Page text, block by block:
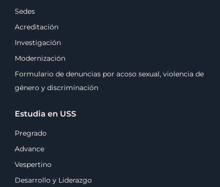
Sedes
Acreditación
Investigación
Modernización
Formulario de denuncias por acoso sexual, violencia de
género y discriminación
Estudia en USS
Pregrado
Advance
Vespertino
Desarrollo y Liderazgo